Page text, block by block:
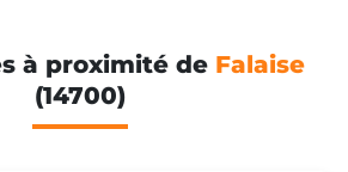
à proximité de Falaise
(14700)